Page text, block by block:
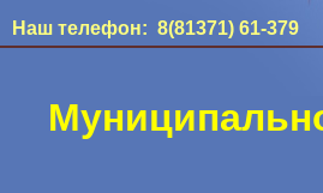
Наш телефон: 8(81371) 61-379